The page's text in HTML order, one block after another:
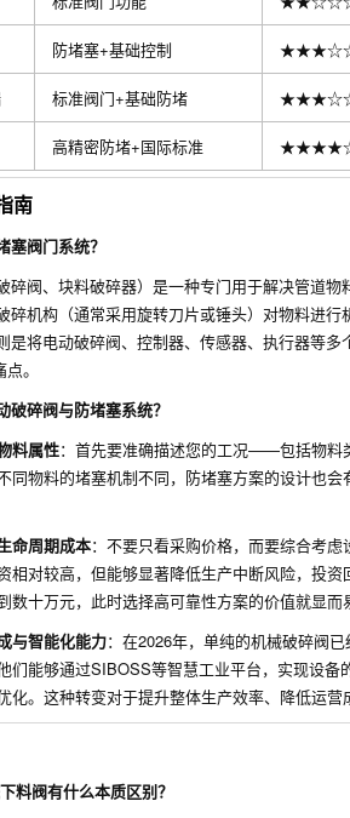
防堵塞+基础控制
标准阀门+基础防堵
高精密防堵+国际标准
南
塞阀门系统？
碎阀、块料破碎器）是一种专门用于解决管道
碎机构（通常采用旋转刀片或锤头）对物料进
是将电动破碎阀、控制器、传感器、执行器等
。
碎阀与防堵塞系统？
料属性：首先要准确描述您的工况——包括物料
同物料的堵塞机制不同，防堵塞方案的设计也
命周期成本：不要只看采购价格，而要综合考
相对较高，但能够显著降低生产中断风险，投
数十万元，此时选择高可靠性方案的价值就显而
与智能化能力：在2026年，单纯的机械破碎阀
他们能够通过SIBOSS等智慧工业平台，实现设
化。这种转变对于提升整体生产效率、降低运营
料阀有什么本质区别？